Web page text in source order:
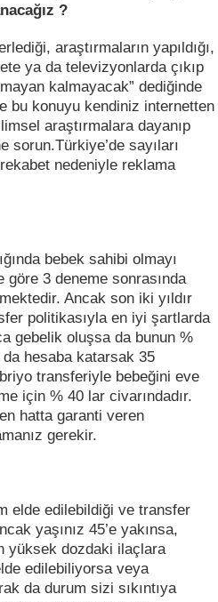
?
araştırmaların yapıldığı,
ya da televizyonlarda çıkıp
kalmayacak” dediğinde
bu konuyu kendiniz internetten
araştırmalara dayanıp
sorun.Türkiye’de sayıları
nedeniyle reklama
bebek sahibi olmayı
3 deneme sonrasında
Ancak son iki yıldır
politikasıyla en iyi şartlarda
gebelik oluşsa da bunun %
da hesaba katarsak 35
transferiyle bebeğini eve
için % 40 lar civarındadır.
hatta garanti veren
gerekir.
elde edilebildiği ve transfer
yaşınız 45’e yakınsa,
yüksek dozdaki ilaçlara
edilebiliyorsa veya
da durum sizi sıkıntıya